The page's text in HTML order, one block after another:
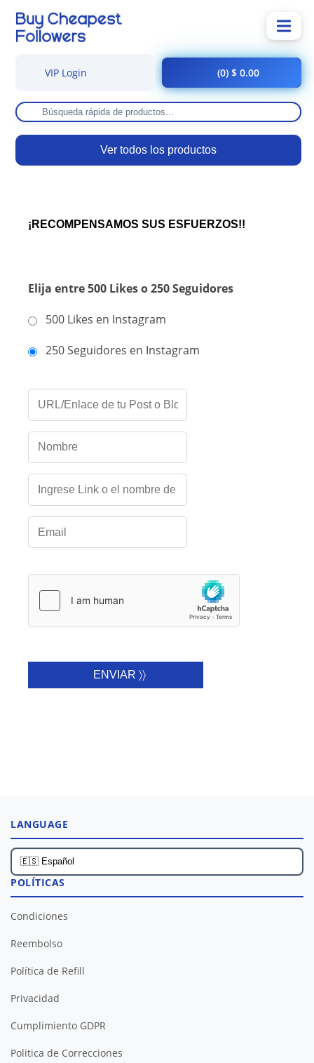
Ver todos los productos
VIP Login (0) $ 0.00
¡RECOMPENSAMOS SUS ESFUERZOS!!
Elija entre 500 Likes o 250 Seguidores
500 Likes en Instagram
250 Seguidores en Instagram
ENVIAR 〉〉
LANGUAGE
POLÍTICAS
Condiciones
Reembolso
Política de Refill
Privacidad
Cumplimiento GDPR
Politica de Correcciones